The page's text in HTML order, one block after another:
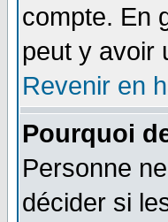
compte. En
peut y avoir
Revenir en
Pourquoi
Personne
décider si